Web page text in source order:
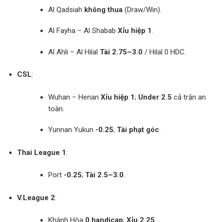
Al Qadsiah không thua (Draw/Win).
Al Fayha – Al Shabab Xỉu hiệp 1.
Al Ahli – Al Hilal Tài 2.75–3.0 / Hilal 0 HDC.
CSL:
Wuhan – Henan Xỉu hiệp 1; Under 2.5 cả trận an
toàn.
Yunnan Yukun -0.25; Tài phạt góc.
Thai League 1:
Port -0.25; Tài 2.5–3.0.
V.League 2:
Khánh Hòa 0 handicap; Xỉu 2.25